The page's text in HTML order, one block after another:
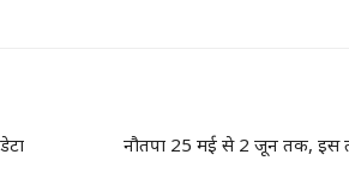
नौतपा 25 मई से 2 जून तक, इस